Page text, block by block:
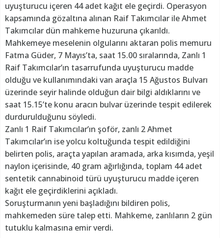
uyuşturucu içeren 44 adet kağıt ele geçirdi. Operasyon
kapsamında gözaltına alınan Raif Takımcılar ile Ahmet
Takımcılar dün mahkeme huzuruna çıkarıldı.
Mahkemeye meselenin olgularını aktaran polis memuru
Fatma Güder, 7 Mayıs’ta, saat 15.00 sıralarında, Zanlı 1
Raif Takımcılar’ın tasarrufunda uyuşturucu madde
olduğu ve kullanımındaki van araçla 15 Ağustos Bulvarı
üzerinde seyir halinde olduğun dair bilgi aldıklarını ve
saat 15.15’te konu aracın bulvar üzerinde tespit edilerek
durdurulduğunu söyledi.
Zanlı 1 Raif Takımcılar’ın şoför, zanlı 2 Ahmet
Takımcılar’ın ise yolcu koltuğunda tespit edildiğini
belirten polis, araçta yapılan aramada, arka kısımda, yeşil
naylon içerisinde, 40 gram ağırlığında, toplam 44 adet
sentetik cannabinoid türü uyuşturucu madde içeren
kağıt ele geçirdiklerini açıkladı.
Soruşturmanın yeni başladığını bildiren polis,
mahkemeden süre talep etti. Mahkeme, zanlıların 2 gün
tutuklu kalmasına emir verdi.